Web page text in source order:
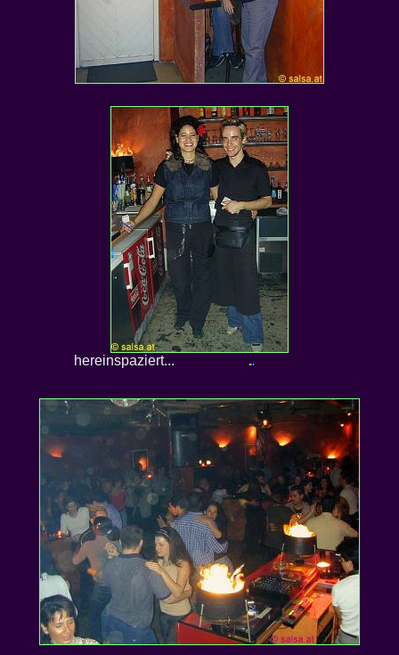
hereinspaziert...